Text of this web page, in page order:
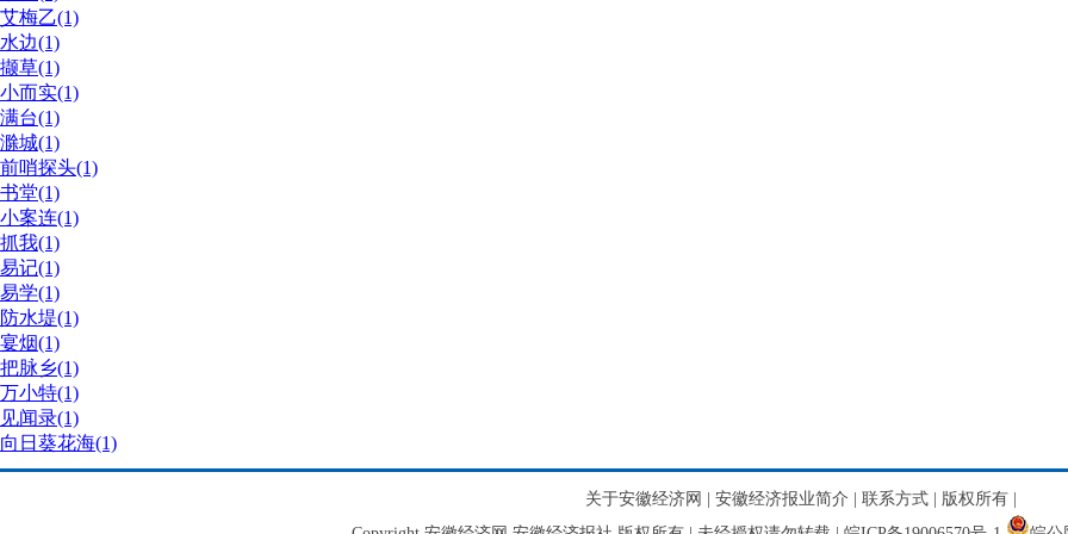
艾梅乙(1)
水边(1)
撷草(1)
小而实(1)
满台(1)
滁城(1)
前哨探头(1)
书堂(1)
小案连(1)
抓我(1)
易记(1)
易学(1)
防水堤(1)
宴烟(1)
把脉乡(1)
万小特(1)
见闻录(1)
向日葵花海(1)
关于安徽经济网 | 安徽经济报业简介 | 联系方式 | 版权所有 |